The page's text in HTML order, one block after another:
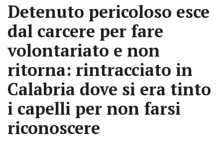
Detenuto pericoloso esce
dal carcere per fare
volontariato e non
ritorna: rintracciato in
Calabria dove si era tinto
i capelli per non farsi
riconoscere